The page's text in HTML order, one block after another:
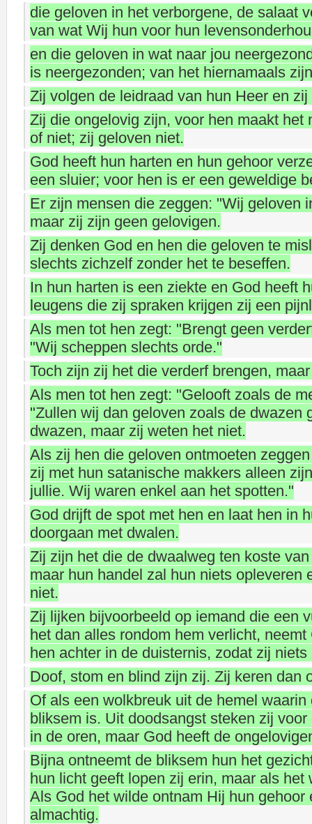
die geloven in het verborgene, de salaat
van wat Wij hun voor hun
en die geloven in wat naar jou
is neergezonden; van het hiernamaals
Zij volgen de leidraad van hun Heer en
Zij die ongelovig zijn, voor hen maakt het
of niet; zij geloven niet.
God heeft hun harten en hun gehoor
een sluier; voor hen is er een geweldige
Er zijn mensen die zeggen: "Wij geloven
maar zij zijn geen gelovigen.
Zij denken God en hen die geloven te
slechts zichzelf zonder het te beseffen.
In hun harten is een ziekte en God heeft
leugens die zij spraken krijgen zij een
Als men tot hen zegt: "Brengt geen
"Wij scheppen slechts orde."
Toch zijn zij het die verderf brengen,
Als men tot hen zegt: "Gelooft zoals de
"Zullen wij dan geloven zoals de dwazen
dwazen, maar zij weten het niet.
Als zij hen die geloven ontmoeten
zij met hun satanische makkers alleen
jullie. Wij waren enkel aan het spotten."
God drijft de spot met hen en laat hen in
doorgaan met dwalen.
Zij zijn het die de dwaalweg ten koste
maar hun handel zal hun niets opleveren
niet.
Zij lijken bijvoorbeeld op iemand die een
het dan alles rondom hem verlicht,
hen achter in de duisternis, zodat zij niets
Doof, stom en blind zijn zij. Zij keren dan
Of als een wolkbreuk uit de hemel
bliksem is. Uit doodsangst steken zij
in de oren, maar God heeft de
Bijna ontneemt de bliksem hun het
hun licht geeft lopen zij erin, maar als
Als God het wilde ontnam Hij hun
almachtig.